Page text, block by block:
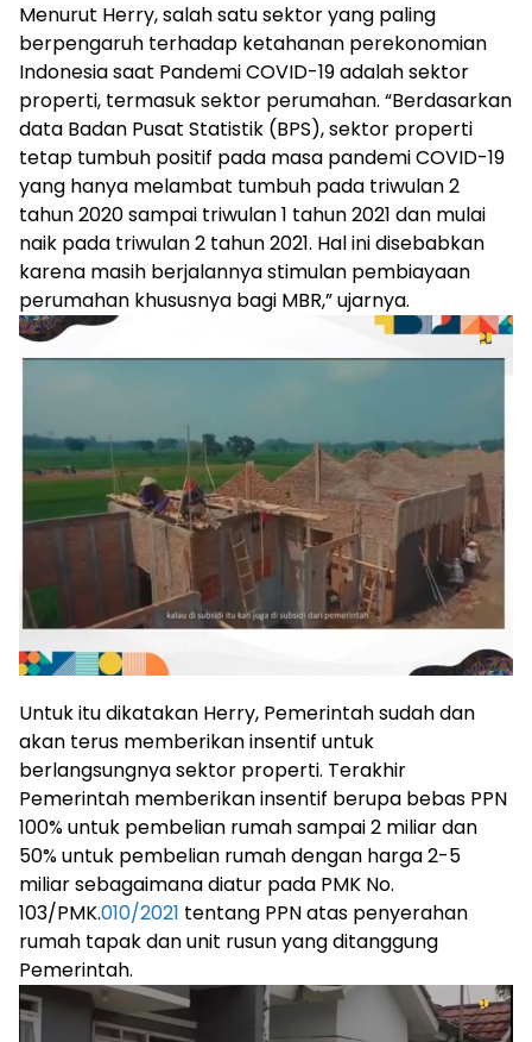
Menurut Herry, salah satu sektor yang paling
berpengaruh terhadap ketahanan perekonomian
Indonesia saat Pandemi COVID-19 adalah sektor
properti, termasuk sektor perumahan. “Berdasarkan
data Badan Pusat Statistik (BPS), sektor properti
tetap tumbuh positif pada masa pandemi COVID-19
yang hanya melambat tumbuh pada triwulan 2
tahun 2020 sampai triwulan 1 tahun 2021 dan mulai
naik pada triwulan 2 tahun 2021. Hal ini disebabkan
karena masih berjalannya stimulan pembiayaan
perumahan khususnya bagi MBR,” ujarnya.
Untuk itu dikatakan Herry, Pemerintah sudah dan
akan terus memberikan insentif untuk
berlangsungnya sektor properti. Terakhir
Pemerintah memberikan insentif berupa bebas PPN
100% untuk pembelian rumah sampai 2 miliar dan
50% untuk pembelian rumah dengan harga 2-5
miliar sebagaimana diatur pada PMK No.
103/PMK.010/2021 tentang PPN atas penyerahan
rumah tapak dan unit rusun yang ditanggung
Pemerintah.